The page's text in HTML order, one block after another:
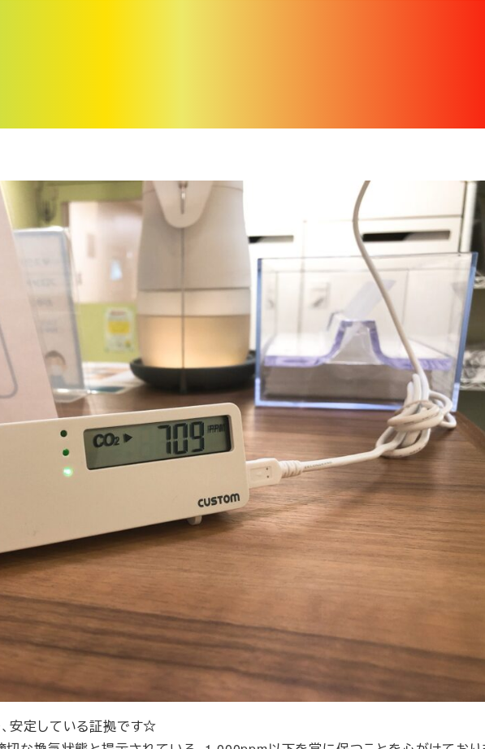
安定している証拠です☆